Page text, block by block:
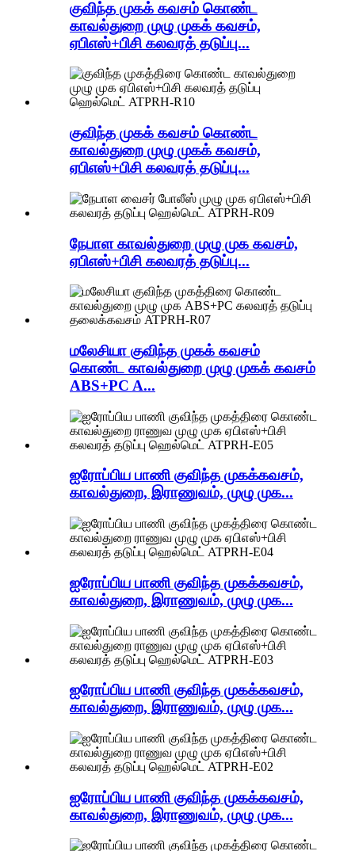
குவிந்த முகக் கவசம் கொண்ட
காவல்துறை முழு முகக் கவசம்,
ஏபிஎஸ்+பிசி கலவரத் தடுப்பு...
குவிந்த முகக் கவசம் கொண்ட
காவல்துறை முழு முகக் கவசம்,
ஏபிஎஸ்+பிசி கலவரத் தடுப்பு...
நேபாள காவல்துறை முழு முக கவசம்,
ஏபிஎஸ்+பிசி கலவரத் தடுப்பு...
மலேசியா குவிந்த முகக் கவசம்
கொண்ட காவல்துறை முழு முகக் கவசம்
ABS+PC A...
ஐரோப்பிய பாணி குவிந்த முகக்கவசம்,
காவல்துறை, இராணுவம், முழு முக...
ஐரோப்பிய பாணி குவிந்த முகக்கவசம்,
காவல்துறை, இராணுவம், முழு முக...
ஐரோப்பிய பாணி குவிந்த முகக்கவசம்,
காவல்துறை, இராணுவம், முழு முக...
ஐரோப்பிய பாணி குவிந்த முகக்கவசம்,
காவல்துறை, இராணுவம், முழு முக...